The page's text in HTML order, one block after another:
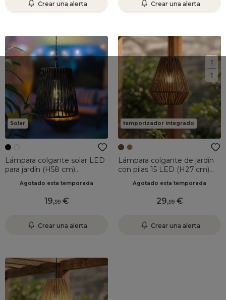
1
1
Crear una alerta Crear una alerta
Solar
Lámpara colgante solar LED
para jardín (H58 cm)
Agotado esta temporada
19,99
Crear una alerta
temporizador integrado
Lámpara colgante de jardín
con pilas 15 LED (H27 cm)
Agotado esta temporada
29,99
Crear una alerta